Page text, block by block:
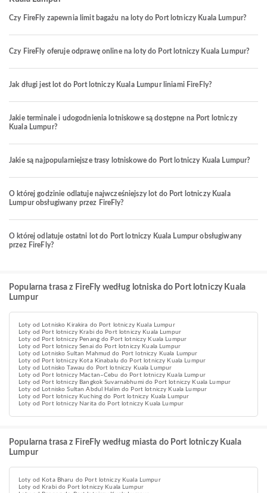
Czy FireFly zapewnia limit bagażu na loty do Port lotniczy Kuala Lumpur?
Czy FireFly oferuje odprawę online na loty do Port lotniczy Kuala Lumpur?
Jak długi jest lot do Port lotniczy Kuala Lumpur liniami FireFly?
Jakie terminale i udogodnienia lotniskowe są dostępne na Port lotniczy
Kuala Lumpur?
Jakie są najpopularniejsze trasy lotniskowe do Port lotniczy Kuala Lumpur?
O której godzinie odlatuje najwcześniejszy lot do Port lotniczy Kuala
Lumpur obsługiwany przez FireFly?
O której odlatuje ostatni lot do Port lotniczy Kuala Lumpur obsługiwany
przez FireFly?
Popularna trasa z FireFly według lotniska do Port lotniczy Kuala
Lumpur
Loty od Lotnisko Kirakira do Port lotniczy Kuala Lumpur
Loty od Port lotniczy Krabi do Port lotniczy Kuala Lumpur
Loty od Port lotniczy Penang do Port lotniczy Kuala Lumpur
Loty od Port lotniczy Senai do Port lotniczy Kuala Lumpur
Loty od Lotnisko Sultan Mahmud do Port lotniczy Kuala Lumpur
Loty od Port lotniczy Kota Kinabalu do Port lotniczy Kuala Lumpur
Loty od Lotnisko Tawau do Port lotniczy Kuala Lumpur
Loty od Port lotniczy Mactan–Cebu do Port lotniczy Kuala Lumpur
Loty od Port lotniczy Bangkok Suvarnabhumi do Port lotniczy Kuala Lumpur
Loty od Lotnisko Sultan Abdul Halim do Port lotniczy Kuala Lumpur
Loty od Port lotniczy Kuching do Port lotniczy Kuala Lumpur
Loty od Port lotniczy Narita do Port lotniczy Kuala Lumpur
Popularna trasa z FireFly według miasta do Port lotniczy Kuala
Lumpur
Loty od Kota Bharu do Port lotniczy Kuala Lumpur
Loty od Krabi do Port lotniczy Kuala Lumpur